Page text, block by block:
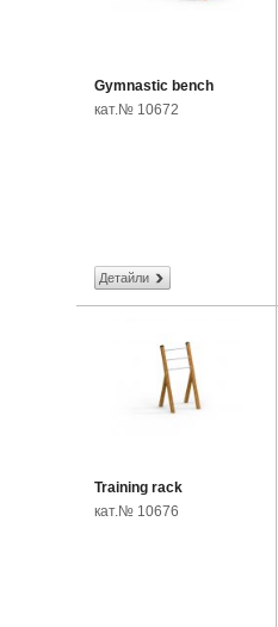
Gymnastic bench
кат.№ 10672
Детайли
Training rack
кат.№ 10676